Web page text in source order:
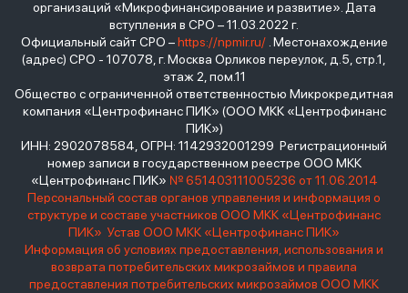
организаций «Микрофинансирование и развитие». Дата
вступления в СРО – 11.03.2022 г.
Официальный сайт СРО –https://npmir.ru/. Местонахождение
(адрес) СРО - 107078, г. Москва Орликов переулок, д.5, стр.1,
этаж 2, пом.11
Общество с ограниченной ответственностью Микрокредитная
компания «Центрофинанс ПИК» (ООО МКК «Центрофинанс
ПИК»)
ИНН: 2902078584, ОГРН: 1142932001299 Регистрационный
номер записи в государственном реестре ООО МКК
«Центрофинанс ПИК» № 651403111005236 от 11.06.2014
Персональный состав органов управления и информация о
структуре и составе участников ООО МКК «Центрофинанс
ПИК» Устав ООО МКК «Центрофинанс ПИК»
Информация об условиях предоставления, использования и
возврата потребительских микрозаймов и правила
предоставления потребительских микрозаймов ООО МКК